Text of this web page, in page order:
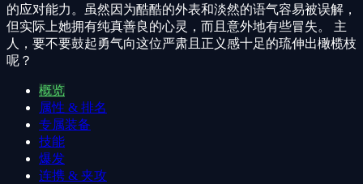
的应对能力。虽然因为酷酷的外表和淡然的语气容易被误解，
但实际上她拥有纯真善良的心灵，而且意外地有些冒失。 主
人，要不要鼓起勇气向这位严肃且正义感十足的琉伸出橄榄枝
呢？
概览
属性 & 排名
专属装备
技能
爆发
连携 & 夹攻